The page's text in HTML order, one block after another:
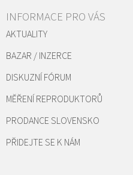
INFORMACE PRO VÁS
AKTUALITY
BAZAR / INZERCE
DISKUZNÍ FÓRUM
MĚŘENÍ REPRODUKTORŮ
PRODANCE SLOVENSKO
PŘIDEJTE SE K NÁM